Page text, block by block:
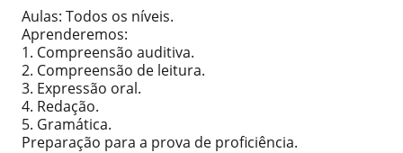
Aulas: Todos os níveis.
Aprenderemos:
1. Compreensão auditiva.
2. Compreensão de leitura.
3. Expressão oral.
4. Redação.
5. Gramática.
Preparação para a prova de proficiência.